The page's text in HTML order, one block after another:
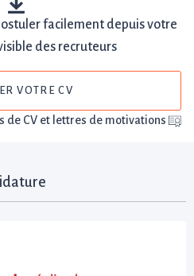
facilement depuis votre
des recruteurs
VOTRE CV
de CV et lettres de motivations